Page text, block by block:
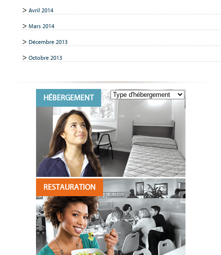
Avril 2014
Mars 2014
Décembre 2013
Octobre 2013
HÉBERGEMENT
RESTAURATION